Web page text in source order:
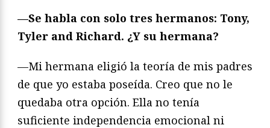
—Se habla con solo tres hermanos: Tony,
Tyler and Richard. ¿Y su hermana?
—Mi hermana eligió la teoría de mis padres
de que yo estaba poseída. Creo que no le
quedaba otra opción. Ella no tenía
suficiente independencia emocional ni